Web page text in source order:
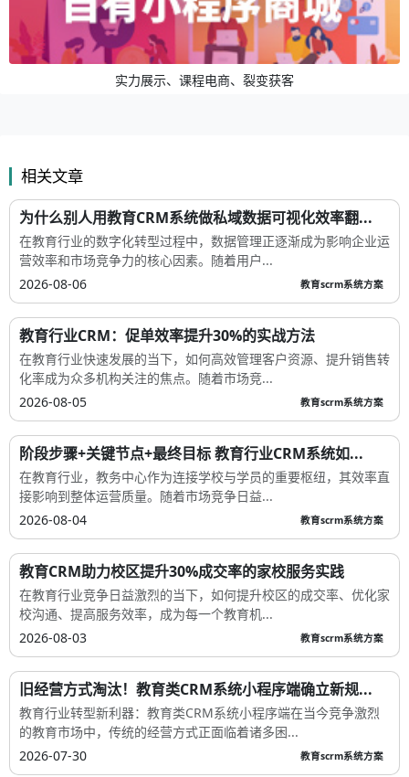
实力展示、课程电商、裂变获客
相关文章
为什么别人用教育CRM系统做私域数据可视化效率翻...
在教育行业的数字化转型过程中，数据管理正逐渐成为影响企业运
营效率和市场竞争力的核心因素。随着用户...
2026-08-06
教育scrm系统方案
教育行业CRM：促单效率提升30%的实战方法
在教育行业快速发展的当下，如何高效管理客户资源、提升销售转
化率成为众多机构关注的焦点。随着市场竞...
2026-08-05
教育scrm系统方案
阶段步骤+关键节点+最终目标 教育行业CRM系统如...
在教育行业，教务中心作为连接学校与学员的重要枢纽，其效率直
接影响到整体运营质量。随着市场竞争日益...
2026-08-04
教育scrm系统方案
教育CRM助力校区提升30%成交率的家校服务实践
在教育行业竞争日益激烈的当下，如何提升校区的成交率、优化家
校沟通、提高服务效率，成为每一个教育机...
2026-08-03
教育scrm系统方案
旧经营方式淘汰！教育类CRM系统小程序端确立新规...
教育行业转型新利器：教育类CRM系统小程序端在当今竞争激烈
的教育市场中，传统的经营方式正面临着诸多困...
2026-07-30
教育scrm系统方案